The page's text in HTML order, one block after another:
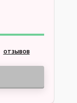
отзывов